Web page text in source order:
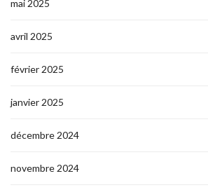
mai 2025
avril 2025
février 2025
janvier 2025
décembre 2024
novembre 2024